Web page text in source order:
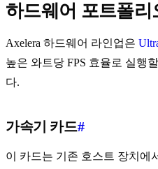
하드웨어 포트폴리
Axelera 하드웨어 라인업은
높은 와트당 FPS 효율로 실행
다.
가속기 카드#
이 카드는 기존 호스트 장치에